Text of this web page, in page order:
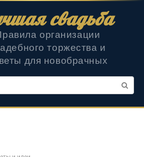
свадьба
организации
торжества и
для новобрачных